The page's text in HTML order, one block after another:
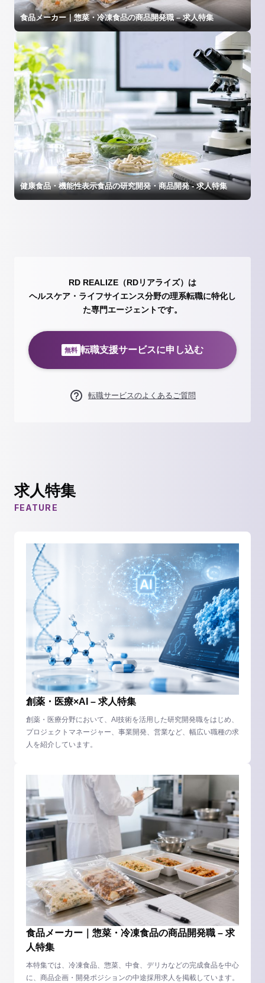
食品メーカー｜惣菜・冷凍食品の商品開発職 – 求人特集
健康食品・機能性表示食品の研究開発・商品開発 - 求人特集
RD REALIZE（RDリアライズ）は
ヘルスケア・ライフサイエンス分野の理系転職に特化し
た専門エージェントです。
無料 転職支援サービスに申し込む
転職サービスのよくあるご質問
求人特集
FEATURE
創薬・医療×AI – 求人特集
創薬・医療分野において、AI技術を活用した研究開発職をはじめ、
プロジェクトマネージャー、事業開発、営業など、幅広い職種の求
人を紹介しています。
食品メーカー｜惣菜・冷凍食品の商品開発職 – 求
人特集
本特集では、冷凍食品、惣菜、中食、デリカなどの完成食品を中心
に、商品企画・開発ポジションの中途採用求人を掲載しています。